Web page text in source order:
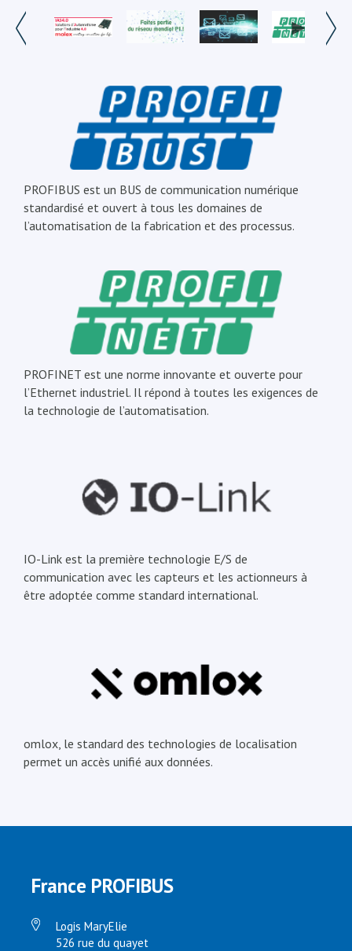
PROFIBUS est un BUS de communication numérique
standardisé et ouvert à tous les domaines de
l’automatisation de la fabrication et des processus.
PROFINET est une norme innovante et ouverte pour
l’Ethernet industriel. Il répond à toutes les exigences de
la technologie de l’automatisation.
IO-Link est la première technologie E/S de
communication avec les capteurs et les actionneurs à
être adoptée comme standard international.
omlox, le standard des technologies de localisation
permet un accès unifié aux données.
France PROFIBUS
Logis MaryElie
526 rue du quayet